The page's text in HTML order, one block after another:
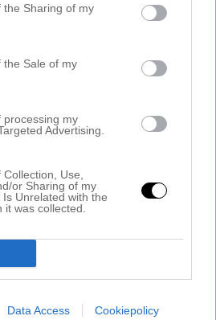
the Sharing of my
the Sale of my
processing my
Advertising.
Use,
or Sharing of my
Unrelated with the
was collected.
Data Access Cookiepolicy
berättelsen”, som att ha fin
samtal. Även barn som
den gemensamma
man hittar rätt böcker…
att det kommer fler och
att prata om eftersom boken
Bland annat har Idus
får så lite utrymme i
när de syns på ställen